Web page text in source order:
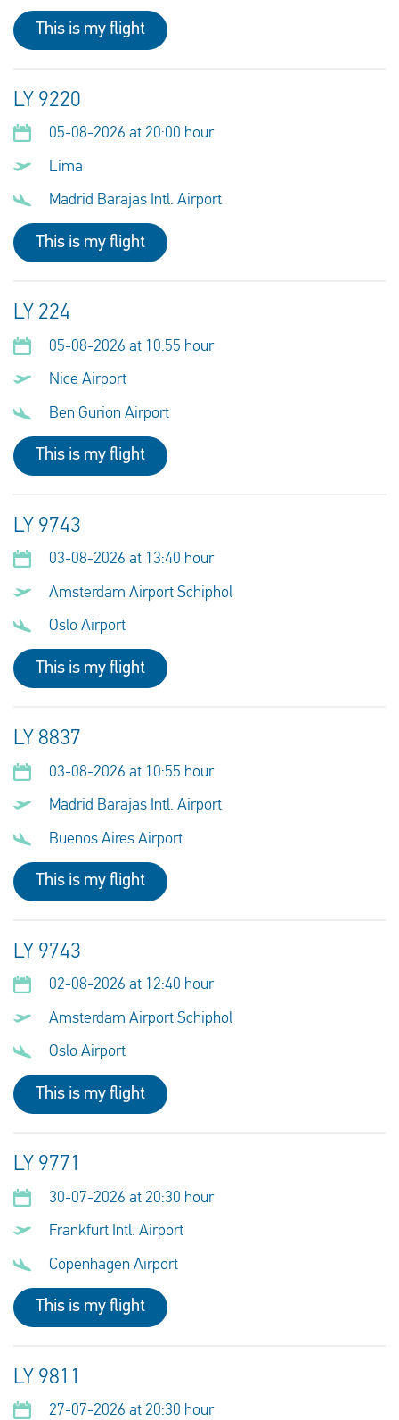
This is my flight
LY 9220
05-08-2026 at 20:00 hour
Lima
Madrid Barajas Intl. Airport
This is my flight
LY 224
05-08-2026 at 10:55 hour
Nice Airport
Ben Gurion Airport
This is my flight
LY 9743
03-08-2026 at 13:40 hour
Amsterdam Airport Schiphol
Oslo Airport
This is my flight
LY 8837
03-08-2026 at 10:55 hour
Madrid Barajas Intl. Airport
Buenos Aires Airport
This is my flight
LY 9743
02-08-2026 at 12:40 hour
Amsterdam Airport Schiphol
Oslo Airport
This is my flight
LY 9771
30-07-2026 at 20:30 hour
Frankfurt Intl. Airport
Copenhagen Airport
This is my flight
LY 9811
27-07-2026 at 20:30 hour